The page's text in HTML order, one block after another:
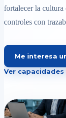
fortalecer la cultura
controles con
Me interesa
Ver capacidades